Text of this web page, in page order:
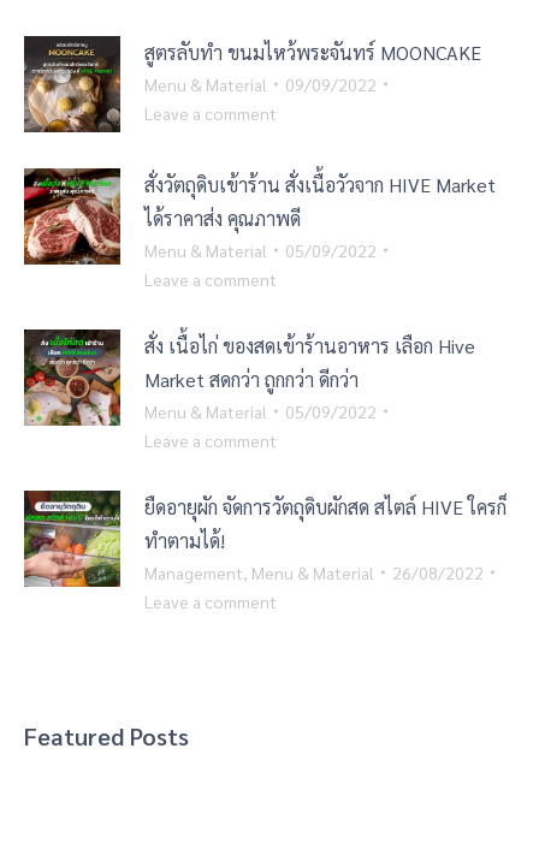
สูตรลับทำ ขนมไหว้พระจันทร์ MOONCAKE
Menu & Material
09/09/2022
Leave a comment
สั่งวัตถุดิบเข้าร้าน สั่งเนื้อวัวจาก HIVE Market
ได้ราคาส่ง คุณภาพดี
Menu & Material
05/09/2022
Leave a comment
สั่ง เนื้อไก่ ของสดเข้าร้านอาหาร เลือก Hive
Market สดกว่า ถูกกว่า ดีกว่า
Menu & Material
05/09/2022
Leave a comment
ยืดอายุผัก จัดการวัตถุดิบผักสด สไตล์ HIVE ใครก็
ทำตามได้!
Management, Menu & Material
26/08/2022
Leave a comment
Featured Posts